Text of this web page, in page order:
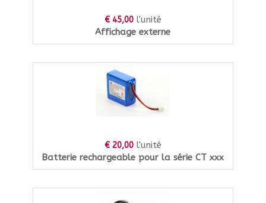
€ 45,00 l'unité
Affichage externe
€ 20,00 l'unité
Batterie rechargeable pour la série CT xxx